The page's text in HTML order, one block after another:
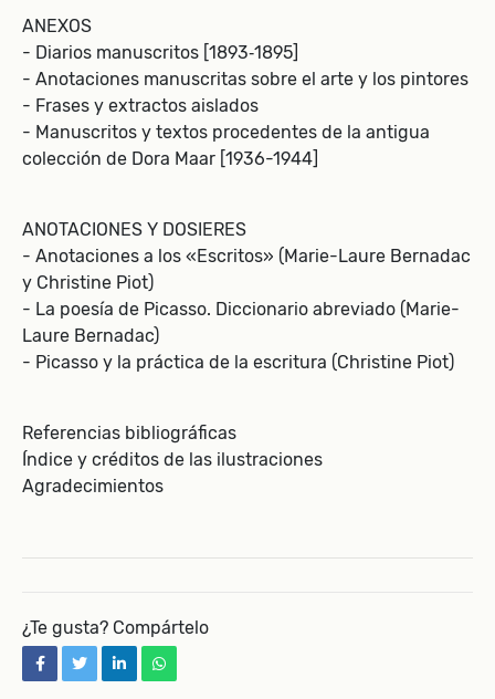
ANEXOS
- Diarios manuscritos [1893‑1895]
- Anotaciones manuscritas sobre el arte y los pintores
- Frases y extractos aislados
- Manuscritos y textos procedentes de la antigua
colección de Dora Maar [1936-1944]
ANOTACIONES Y DOSIERES
- Anotaciones a los «Escritos» (Marie-Laure Bernadac
y Christine Piot)
- La poesía de Picasso. Diccionario abreviado (Marie-
Laure Bernadac)
- Picasso y la práctica de la escritura (Christine Piot)
Referencias bibliográficas
Índice y créditos de las ilustraciones
Agradecimientos
¿Te gusta? Compártelo
facebooktwitterlinkedinwhatsapp